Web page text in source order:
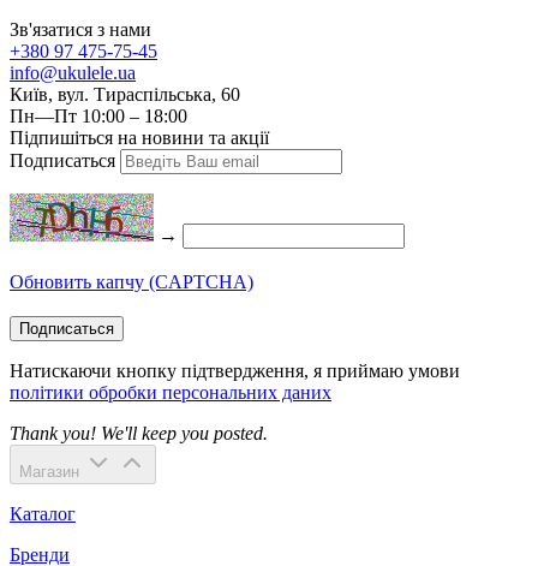
Зв'язатися з нами
+380 97 475-75-45
info@ukulele.ua
Київ, вул. Тираспільська, 60
Пн—Пт 10:00 – 18:00
Підпишіться на новини та акції
Подписаться
→
Обновить капчу (CAPTCHA)
Подписаться
Натискаючи кнопку підтвердження, я приймаю умови
політики обробки персональних даних
Thank you! We'll keep you posted.
Магазин
Каталог
Бренди